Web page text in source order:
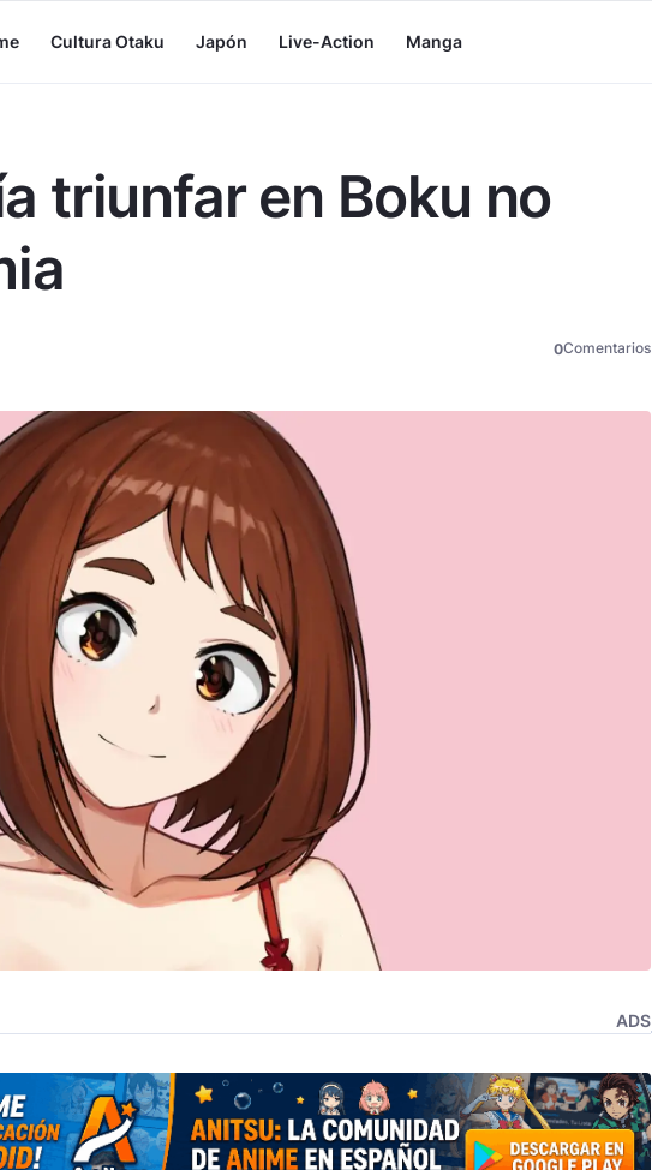
Cultura Otaku Japón Live-Action Manga
triunfar en Boku no
0Comentarios
ADS